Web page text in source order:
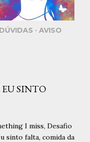
DÚVIDAS AVISO
SINTO